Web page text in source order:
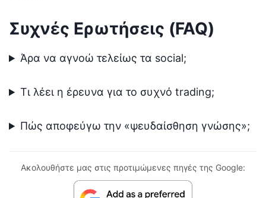
Συχνές Ερωτήσεις (FAQ)
Άρα να αγνοώ τελείως τα social;
Τι λέει η έρευνα για το συχνό trading;
Πώς αποφεύγω την «ψευδαίσθηση γνώσης»;
Ακολουθήστε μας στις προτιμώμενες πηγές της Google: